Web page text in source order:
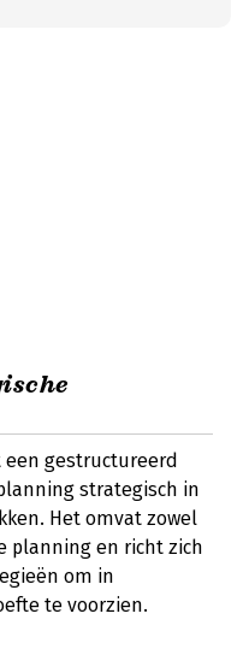
een gestructureerd
strategisch in
Het omvat zowel
planning en richt zich
om in
te voorzien.